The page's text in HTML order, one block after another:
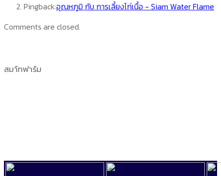
Pingback:อุณหภูมิ กับ การเลี้ยงไก่เนื้อ - Siam Water Flame
Comments are closed.
สมา์ทฟาร์ม